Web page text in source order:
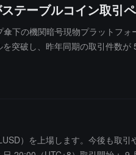
ーブルコイン取引ペ
下の機関暗号現物プラットフ
突破し、昨年同期の取引件数
成されると示唆しています
）を上場します。今後も取